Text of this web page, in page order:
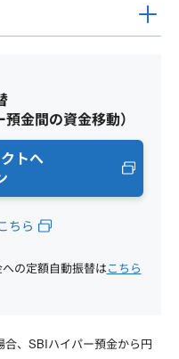
金間の資金移動）
トへ
ちら
の定額自動振替はこちら
、SBIハイパー預金から円